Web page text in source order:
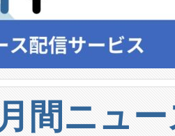
月間ニュ